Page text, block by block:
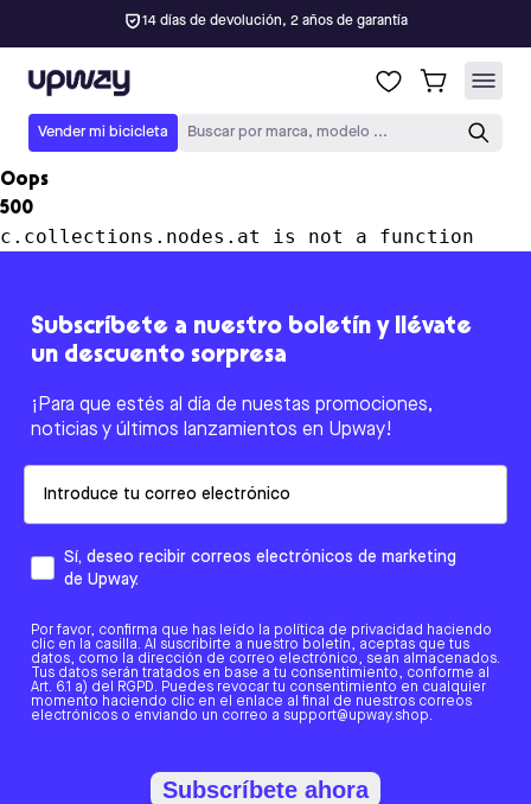
14 días de devolución, 2 años de garantía
Upway
Vender mi bicicleta Buscar por marca, modelo ...
Oops
500
c.collections.nodes.at is not a function
Subscríbete a nuestro boletín y llévate
un descuento sorpresa
¡Para que estés al día de nuestas promociones,
noticias y últimos lanzamientos en Upway!
Sí, deseo recibir correos electrónicos de marketing
de Upway.
Por favor, confirma que has leído la política de privacidad haciendo
clic en la casilla. Al suscribirte a nuestro boletín, aceptas que tus
datos, como la dirección de correo electrónico, sean almacenados.
Tus datos serán tratados en base a tu consentimiento, conforme al
Art. 6.1 a) del RGPD. Puedes revocar tu consentimiento en cualquier
momento haciendo clic en el enlace al final de nuestros correos
electrónicos o enviando un correo a support@upway.shop.
Subscríbete ahora